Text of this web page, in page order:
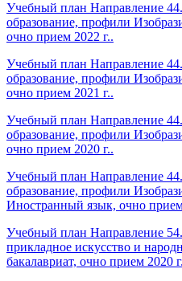
Учебный план Направление
образование, профили
очно прием 2022 г..
Учебный план Направление
образование, профили
очно прием 2021 г..
Учебный план Направление
образование, профили
очно прием 2020 г..
Учебный план Направление
образование, профили
Иностранный язык, очно
Учебный план Направление
прикладное искусство и
бакалавриат, очно прием 2020 г.